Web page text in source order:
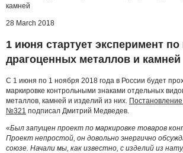
камней
28 March 2018
1 июня стартует эксперимент
драгоценных металлов и камней
С 1 июня по 1 ноября 2018 года в России будет
маркировке контрольными знаками отдельных
металлов, камней и изделий из них.
№321 подписал Дмитрий Медведев.
«Был запущен проект по маркировке товаров
Проект непростой, он довольно энергично
союзе. Начали мы, как известно, с изделий из